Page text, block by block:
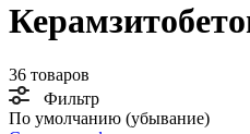
36 товаров
Фильтр
По умолчанию (убывание)